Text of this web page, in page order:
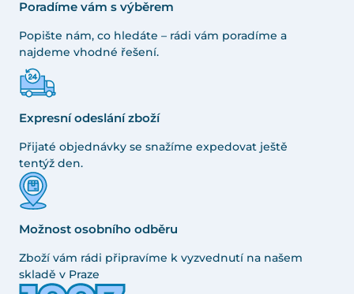
Poradíme vám s výběrem
Popište nám, co hledáte – rádi vám poradíme a
najdeme vhodné řešení.
Expresní odeslání zboží
Přijaté objednávky se snažíme expedovat ještě
tentýž den.
Možnost osobního odběru
Zboží vám rádi připravíme k vyzvednutí na našem
skladě v Praze